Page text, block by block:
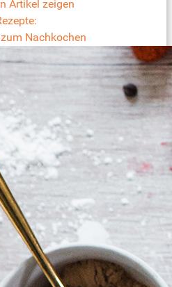
Artikel zeigen
Nachkochen